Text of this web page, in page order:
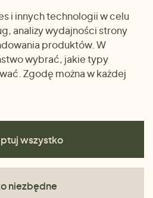
i innych technologii w celu
analizy wydajności strony
produktów. W
wybrać, jakie typy
Zgodę można w każdej
wszystko
niezbędne